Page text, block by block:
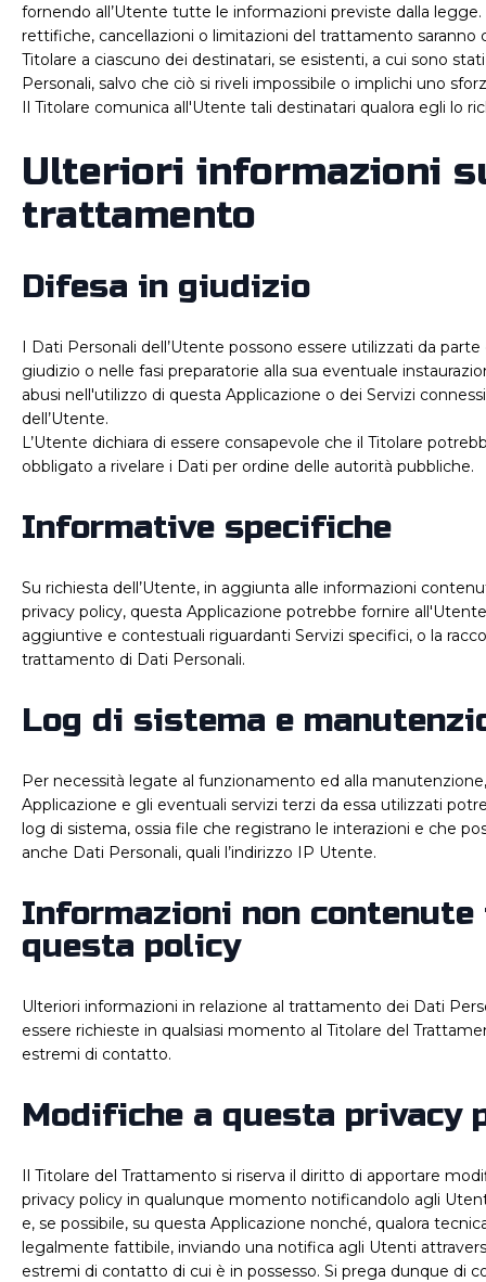
fornendo all’Utente tutte le informazioni previste dalla
rettifiche, cancellazioni o limitazioni del trattamento saranno
Titolare a ciascuno dei destinatari, se esistenti, a cui sono
Personali, salvo che ciò si riveli impossibile o implichi uno
Il Titolare comunica all'Utente tali destinatari qualora egli lo
Ulteriori informazioni
trattamento
Difesa in giudizio
I Dati Personali dell’Utente possono essere utilizzati da parte
giudizio o nelle fasi preparatorie alla sua eventuale
abusi nell'utilizzo di questa Applicazione o dei Servizi
dell’Utente.
L’Utente dichiara di essere consapevole che il Titolare
obbligato a rivelare i Dati per ordine delle autorità pubbliche.
Informative specifiche
Su richiesta dell’Utente, in aggiunta alle informazioni
privacy policy, questa Applicazione potrebbe fornire
aggiuntive e contestuali riguardanti Servizi specifici, o la
trattamento di Dati Personali.
Log di sistema e
Per necessità legate al funzionamento ed alla
Applicazione e gli eventuali servizi terzi da essa utilizzati
log di sistema, ossia file che registrano le interazioni e che
anche Dati Personali, quali l’indirizzo IP Utente.
Informazioni non contenute
questa policy
Ulteriori informazioni in relazione al trattamento dei Dati
essere richieste in qualsiasi momento al Titolare del
estremi di contatto.
Modifiche a questa privacy
Il Titolare del Trattamento si riserva il diritto di apportare
privacy policy in qualunque momento notificandolo agli
e, se possibile, su questa Applicazione nonché, qualora
legalmente fattibile, inviando una notifica agli Utenti
estremi di contatto di cui è in possesso. Si prega dunque di